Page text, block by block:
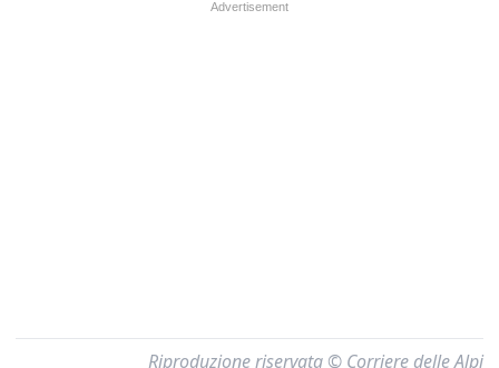
Riproduzione riservata © Corriere delle Alpi